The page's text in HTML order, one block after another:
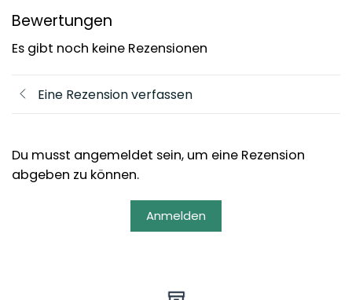
Bewertungen
Es gibt noch keine Rezensionen
Eine Rezension verfassen
Du musst angemeldet sein, um eine Rezension
abgeben zu können.
Anmelden